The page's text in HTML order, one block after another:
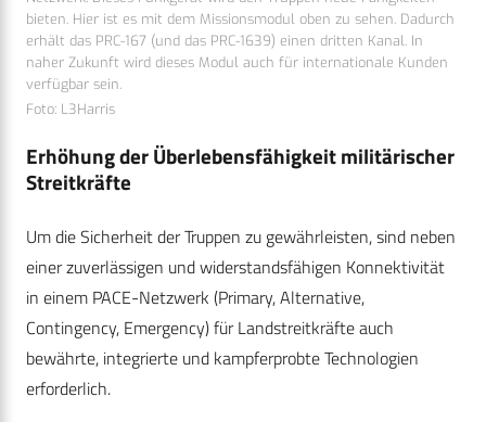
bieten. Hier ist es mit dem Missionsmodul oben zu sehen. Dadurch
erhält das PRC-167 (und das PRC-1639) einen dritten Kanal. In
naher Zukunft wird dieses Modul auch für internationale Kunden
verfügbar sein.
Foto: L3Harris
Erhöhung der Überlebensfähigkeit militärischer
Streitkräfte
Um die Sicherheit der Truppen zu gewährleisten, sind neben
einer zuverlässigen und widerstandsfähigen Konnektivität
in einem PACE-Netzwerk (Primary, Alternative,
Contingency, Emergency) für Landstreitkräfte auch
bewährte, integrierte und kampferprobte Technologien
erforderlich.